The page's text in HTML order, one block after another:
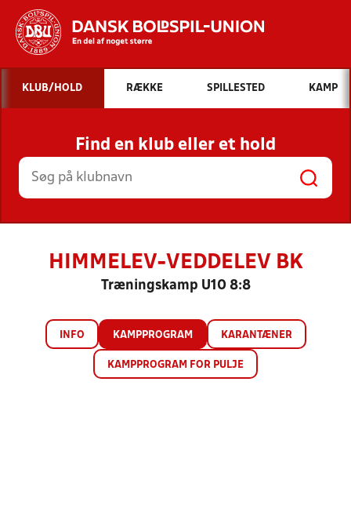
Hvad vil du søge efter?
INDHOLD OG NYHEDER
STILLINGER, RESULTATER, KLUBBER OG
HOLD
KLUB/HOLD RÆKKE SPILLESTED KAMP
Find en klub eller et hold
HIMMELEV-VEDDELEV BK
Træningskamp U10 8:8
INFO KAMPPROGRAM KARANTÆNER
KAMPPROGRAM FOR PULJE